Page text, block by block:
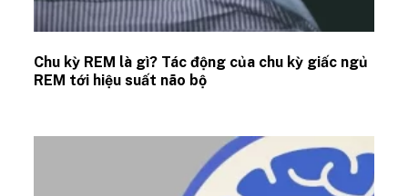
Chu kỳ REM là gì? Tác động của chu kỳ giấc ngủ
REM tới hiệu suất não bộ